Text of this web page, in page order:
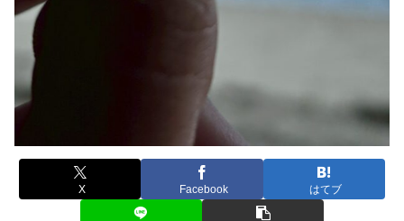
X Facebook はてブ